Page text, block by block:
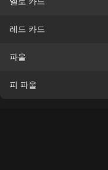
레드 카드
파울
피 파울